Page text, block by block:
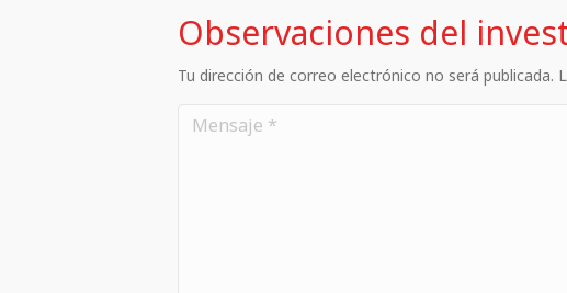
Observaciones del
Tu dirección de correo electrónico no será